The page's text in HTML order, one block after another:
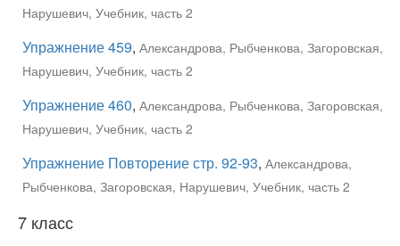
Нарушевич, Учебник, часть 2
Упражнение 459, Александрова, Рыбченкова, Загоровская,
Нарушевич, Учебник, часть 2
Упражнение 460, Александрова, Рыбченкова, Загоровская,
Нарушевич, Учебник, часть 2
Упражнение Повторение стр. 92-93, Александрова,
Рыбченкова, Загоровская, Нарушевич, Учебник, часть 2
7 класс